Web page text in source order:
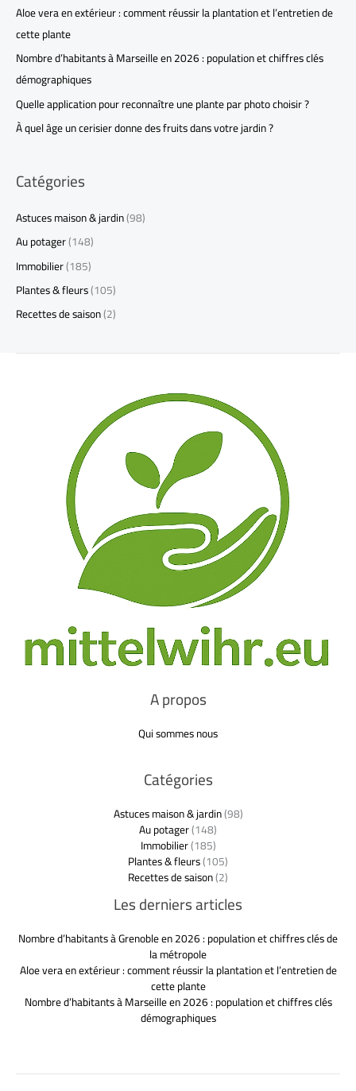
Aloe vera en extérieur : comment réussir la plantation et l’entretien de
cette plante
Nombre d’habitants à Marseille en 2026 : population et chiffres clés
démographiques
Quelle application pour reconnaître une plante par photo choisir ?
À quel âge un cerisier donne des fruits dans votre jardin ?
Catégories
Astuces maison & jardin(98)
Au potager(148)
Immobilier(185)
Plantes & fleurs(105)
Recettes de saison(2)
A propos
Qui sommes nous
Catégories
Astuces maison & jardin(98)
Au potager(148)
Immobilier(185)
Plantes & fleurs(105)
Recettes de saison(2)
Les derniers articles
Nombre d’habitants à Grenoble en 2026 : population et chiffres clés de
la métropole
Aloe vera en extérieur : comment réussir la plantation et l’entretien de
cette plante
Nombre d’habitants à Marseille en 2026 : population et chiffres clés
démographiques